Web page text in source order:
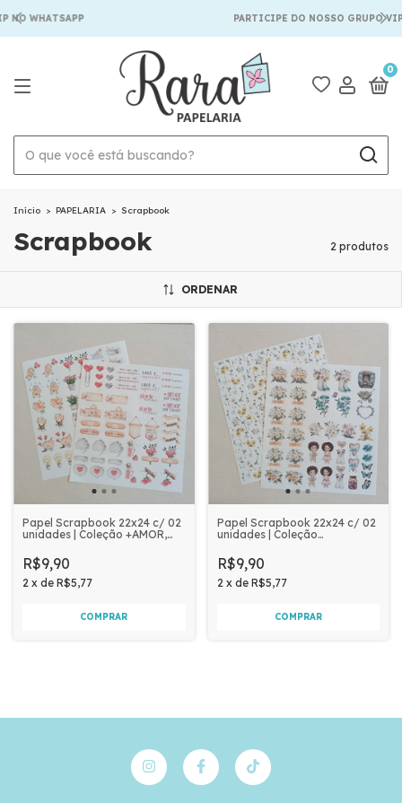
NO WHATSAPP PARTICIPE DO NOSSO GRUPO
0
Início > PAPELARIA > Scrapbook
Scrapbook 2 produtos
ORDENAR
Papel Scrapbook 22x24 c/ 02
unidades | Coleção +AMOR,
R$9,90
2 x de R$5,77
Papel Scrapbook 22x24 c/ 02
unidades | Coleção
R$9,90
2 x de R$5,77